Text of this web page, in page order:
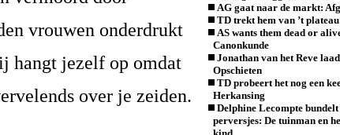
vrouwen onderdrukt
hangt jezelf op omdat
over je zeiden.
AG gaat naar de markt:
TD trekt hem van ’t
AS wants them dead or
Canonkunde
Jonathan van het Reve
Opschieten
TD probeert het nog een
Herkansing
Delphine Lecompte bundelt
perversjes: De tuinman en